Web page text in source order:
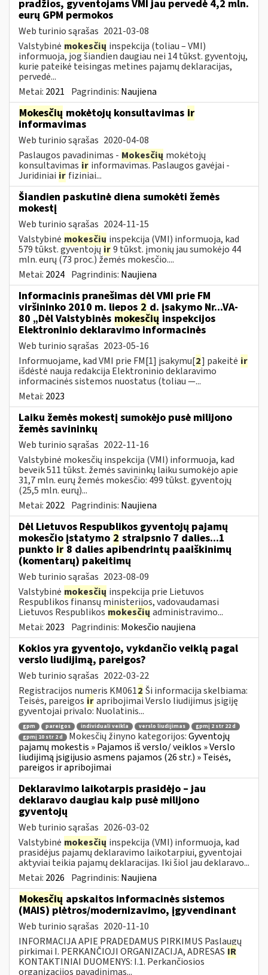
pradžios, gyventojams VMI jau pervedė 4,2 mln.
eurų GPM permokos
Web turinio sąrašas 2021-03-08
Valstybinė mokesčių inspekcija (toliau – VMI)
informuoja, jog šiandien daugiau nei 14 tūkst. gyventojų,
kurie pateikė teisingas metines pajamų deklaracijas,
pervedė...
Metai: 2021 Pagrindinis: Naujiena
Mokesčių mokėtojų konsultavimas ir
informavimas
Web turinio sąrašas 2020-04-08
Paslaugos pavadinimas - Mokesčių mokėtojų
konsultavimas ir informavimas. Paslaugos gavėjai -
Juridiniai ir fiziniai...
Šiandien paskutinė diena sumokėti žemės
mokestį
Web turinio sąrašas 2024-11-15
Valstybinė mokesčių inspekcija (VMI) informuoja, kad
579 tūkst. gyventojųir9 tūkst. įmonių jau sumokėjo 44
mln. eurų (73 proc.) žemės mokesčio....
Metai: 2024 Pagrindinis: Naujiena
Informacinis pranešimas dėl VMI prie FM
viršininko 2010 m. liepos 2 d. įsakymo Nr...VA-
80 „Dėl Valstybinės mokesčių inspekcijos
Elektroninio deklaravimo informacinės
Web turinio sąrašas 2023-05-16
Informuojame, kad VMI prie FM[1] įsakymu[2] pakeitė ir
išdėstė nauja redakcija Elektroninio deklaravimo
informacinės sistemos nuostatus (toliau —...
Metai: 2023
Laiku žemės mokestį sumokėjo pusė milijono
žemės savininkų
Web turinio sąrašas 2022-11-16
Valstybinė mokesčių inspekcija (VMI) informuoja, kad
beveik 511 tūkst. žemės savininkų laiku sumokėjo apie
31,7 mln. eurų žemės mokesčio: 499 tūkst. gyventojų
(25,5 mln. eurų)...
Metai: 2022 Pagrindinis: Naujiena
Dėl Lietuvos Respublikos gyventojų pajamų
mokesčio įstatymo 2 straipsnio 7 dalies...1
punkto ir 8 dalies apibendrintų paaiškinimų
(komentarų) pakeitimų
Web turinio sąrašas 2023-08-09
Valstybinė mokesčių inspekcija prie Lietuvos
Respublikos finansų ministerijos, vadovaudamasi
Lietuvos Respublikos mokesčių administravimo...
Metai: 2023 Pagrindinis: Mokesčio naujiena
Kokios yra gyventojo, vykdančio veiklą pagal
verslo liudijimą, pareigos?
Web turinio sąrašas 2022-03-22
Registracijos numeris KM0612 Ši informacija skelbiama:
Teisės, pareigos irapribojimai Verslo liudijimus įsigiję
gyventojai privalo: Nuolatinis...
gpm pareigos individuali veikla verslo liudijimas
gpmį 2 str 22 d
gpmį 10 str 2 d
Mokesčių žinyno kategorijos:Gyventojų
pajamų mokestis » Pajamos iš verslo/ veiklos » Verslo
liudijimą įsigijusio asmens pajamos (26 str.) » Teisės,
pareigos ir apribojimai
Deklaravimo laikotarpis prasidėjo – jau
deklaravo daugiau kaip pusė milijono
gyventojų
Web turinio sąrašas 2026-03-02
Valstybinė mokesčių inspekcija (VMI) informuoja, kad
prasidėjus pajamų deklaravimo laikotarpiui, gyventojai
aktyviai teikia pajamų deklaracijas. Iki šiol jau deklaravo...
Metai: 2026 Pagrindinis: Naujiena
Mokesčių apskaitos informacinės sistemos
(MAIS) plėtros/modernizavimo, įgyvendinant
Web turinio sąrašas 2020-11-10
INFORMACIJA APIE PRADEDAMUS PIRKIMUS Paslaugų
pirkimai I. PERKANČIOJI ORGANIZACIJA, ADRESAS IR
KONTAKTINIAI DUOMENYS: I.1. Perkančiosios
organizacijos pavadinimas...